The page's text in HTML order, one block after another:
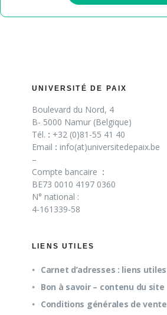
UNIVERSITÉ DE PAIX
Boulevard du Nord, 4
B- 5000 Namur (Belgique)
Tél. : +32 (0)81-55 41 40
Email : info(at)universitedepaix.be
–
Compte bancaire :
BE73 0010 4197 0360
N° national :
4-161339-58
LIENS UTILES
Carnet d’adresses : liens utiles
Bon à savoir – contenu du site
Conditions générales de vente